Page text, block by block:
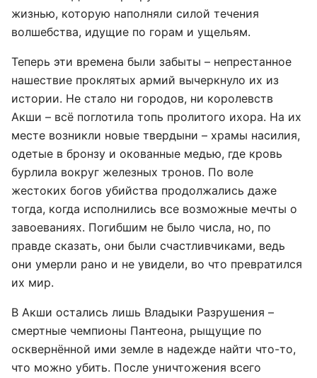
жизнью, которую наполняли силой течения
волшебства, идущие по горам и ущельям.
Теперь эти времена были забыты – непрестанное
нашествие проклятых армий вычеркнуло их из
истории. Не стало ни городов, ни королевств
Акши – всё поглотила топь пролитого ихора. На их
месте возникли новые твердыни – храмы насилия,
одетые в бронзу и окованные медью, где кровь
бурлила вокруг железных тронов. По воле
жестоких богов убийства продолжались даже
тогда, когда исполнились все возможные мечты о
завоеваниях. Погибшим не было числа, но, по
правде сказать, они были счастливчиками, ведь
они умерли рано и не увидели, во что превратился
их мир.
В Акши остались лишь Владыки Разрушения –
смертные чемпионы Пантеона, рыщущие по
осквернённой ими земле в надежде найти что-то,
что можно убить. После уничтожения всего